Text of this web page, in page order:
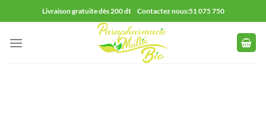
au
contenu
Livraison gratuite dès 200 dt Contactez nous:51 075 750